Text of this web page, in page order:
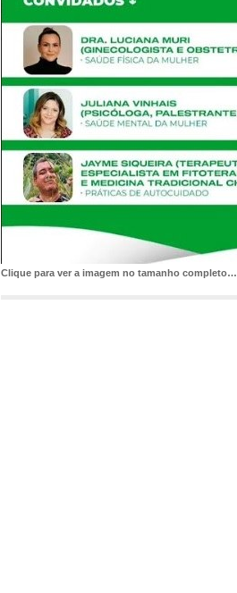
Clique para ver a imagem no tamanho completo…